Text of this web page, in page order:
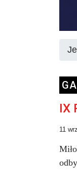
IX
11